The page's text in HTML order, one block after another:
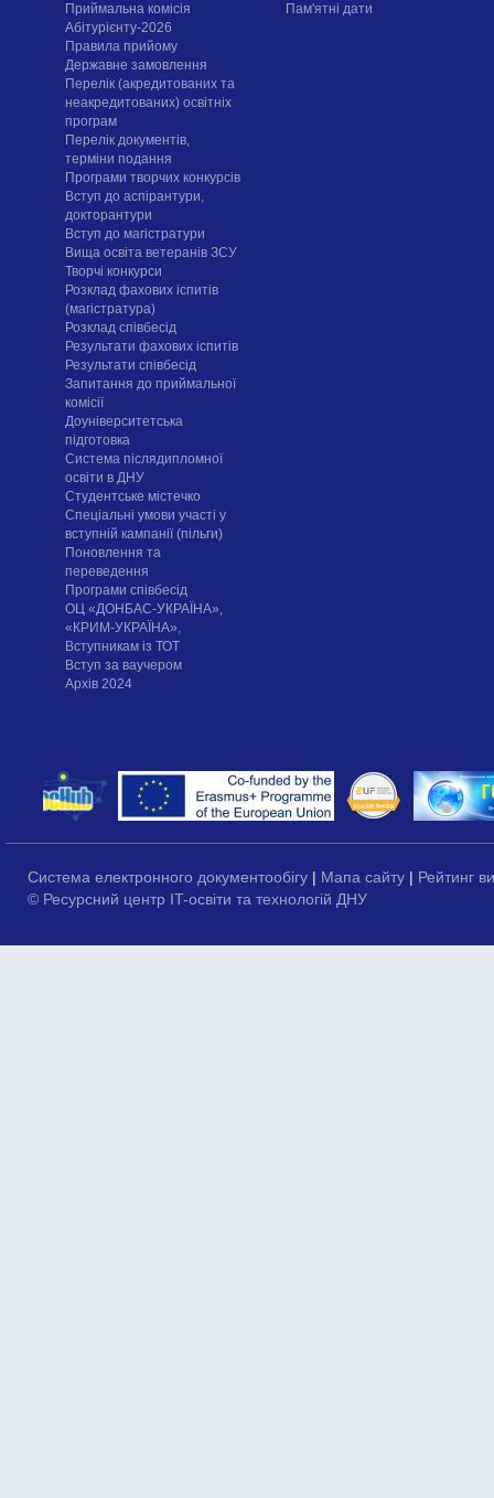
Приймальна комісія
Абітурієнту-2026
Правила прийому
Державне замовлення
Перелік (акредитованих та
неакредитованих) освітніх
програм
Перелік документів,
терміни подання
Програми творчих конкурсiв
Вступ до аспірантури,
докторантури
Вступ до магістратури
Вища освіта ветеранів ЗСУ
Творчі конкурси
Розклад фахових іспитів
(магістратура)
Розклад співбесід
Результати фахових іспитів
Результати співбесід
Запитання до приймальної
комісії
Доуніверситетська
підготовка
Система післядипломної
освіти в ДНУ
Cтудентське містечко
Спеціальні умови участі у
вступній кампанії (пільги)
Поновлення та
переведення
Програми співбесід
ОЦ «ДОНБАС-УКРАЇНА»,
«КРИМ-УКРАЇНА»,
Вступникам із ТОТ
Вступ за ваучером
Архів 2024
Пам'ятні дати
Система електронного документообігу | Мапа сайту | Рейтинг
© Ресурсний центр IT-освіти та технологій ДНУ